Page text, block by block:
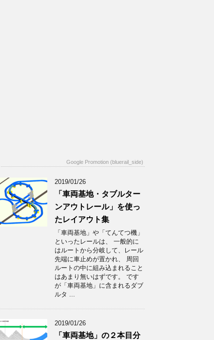
Google Promotion (bluerail_side)
2019/01/26
「車両基地・タブルター
ンアウトレール」を使っ
たレイアウト集
「車両基地」や「てんてつ機」
といったレールは、 一般的に
はルートから分岐して、レール
先端に車止めが置かれ、 周回
ルートの中に組み込まれること
はあまり無いはずです。 です
が「車両基地」に含まれるダブ
ルタ ...
2019/01/26
「車両基地」の２本目分